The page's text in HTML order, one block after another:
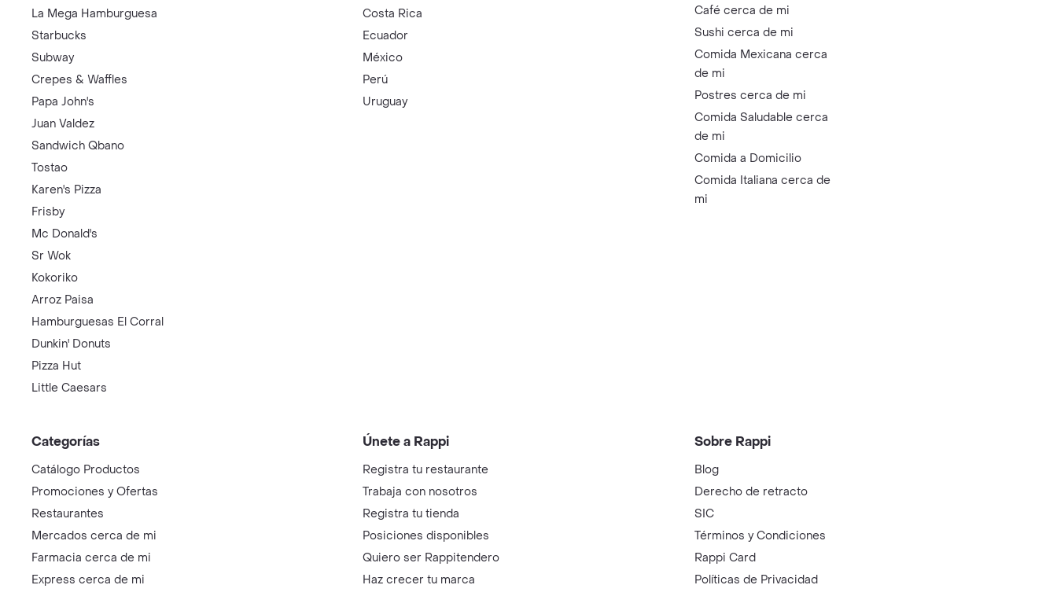
La Mega Hamburguesa
Starbucks
Subway
Crepes & Waffles
Papa John's
Juan Valdez
Sandwich Qbano
Tostao
Karen's Pizza
Frisby
Mc Donald's
Sr Wok
Kokoriko
Arroz Paisa
Hamburguesas El Corral
Dunkin' Donuts
Pizza Hut
Little Caesars
Costa Rica
Ecuador
México
Perú
Uruguay
Café cerca de mi
Sushi cerca de mi
Comida Mexicana cerca
de mi
Postres cerca de mi
Comida Saludable cerca
de mi
Comida a Domicilio
Comida Italiana cerca de
mi
Categorías
Catálogo Productos
Promociones y Ofertas
Restaurantes
Mercados cerca de mi
Farmacia cerca de mi
Express cerca de mi
Únete a Rappi
Registra tu restaurante
Trabaja con nosotros
Registra tu tienda
Posiciones disponibles
Quiero ser Rappitendero
Haz crecer tu marca
Sobre Rappi
Blog
Derecho de retracto
SIC
Términos y Condiciones
Rappi Card
Políticas de Privacidad